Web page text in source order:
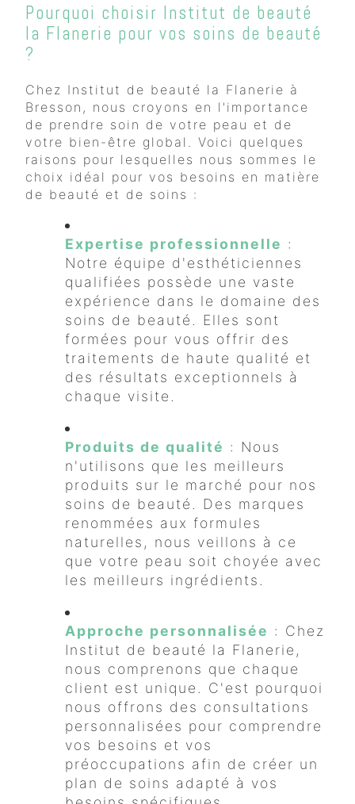
Pourquoi choisir Institut de beauté
la Flanerie pour vos soins de beauté
?
Chez Institut de beauté la Flanerie à
Bresson, nous croyons en l'importance
de prendre soin de votre peau et de
votre bien-être global. Voici quelques
raisons pour lesquelles nous sommes le
choix idéal pour vos besoins en matière
de beauté et de soins :
Expertise professionnelle :
Notre équipe d'esthéticiennes
qualifiées possède une vaste
expérience dans le domaine des
soins de beauté. Elles sont
formées pour vous offrir des
traitements de haute qualité et
des résultats exceptionnels à
chaque visite.
Produits de qualité : Nous
n'utilisons que les meilleurs
produits sur le marché pour nos
soins de beauté. Des marques
renommées aux formules
naturelles, nous veillons à ce
que votre peau soit choyée avec
les meilleurs ingrédients.
Approche personnalisée : Chez
Institut de beauté la Flanerie,
nous comprenons que chaque
client est unique. C'est pourquoi
nous offrons des consultations
personnalisées pour comprendre
vos besoins et vos
préoccupations afin de créer un
plan de soins adapté à vos